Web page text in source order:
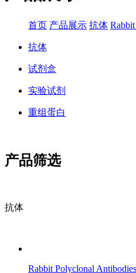
首页 产品展示 抗体
抗体
试剂盒
实验试剂
重组蛋白
产品筛选
抗体
Rabbit Polyclonal Antibodies